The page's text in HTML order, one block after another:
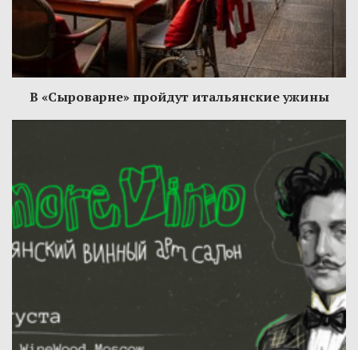
В «Сыроварне» пройдут итальянские ужины